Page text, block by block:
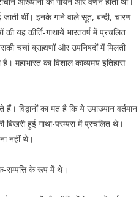
जाती थीं। इनके गाने वाले सूत, बन्दी, चारण
यह कीर्ति-गाथायें भारतवर्ष में प्रचलित
चर्चा ब्राह्मणों और उपनिषदों में मिलती
महाभारत का विशाल काव्यमय इतिहास
विद्वानों का मत है कि ये उपाख्यान वर्तमान
बिखरी हुई गाथा-परम्परा में प्रचलित थे।
नहीं थे।
सम्पत्ति के रूप में थे।